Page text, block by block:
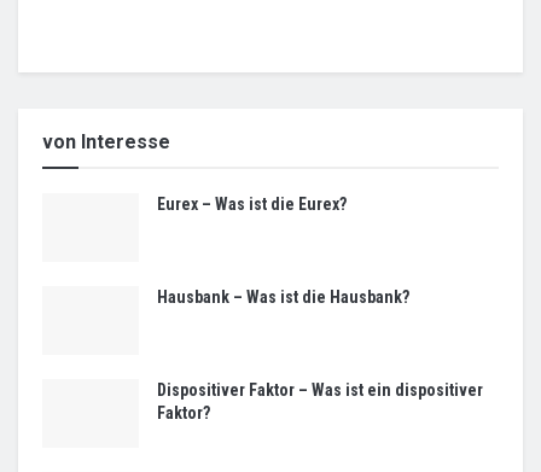
von Interesse
Eurex – Was ist die Eurex?
Hausbank – Was ist die Hausbank?
Dispositiver Faktor – Was ist ein dispositiver
Faktor?